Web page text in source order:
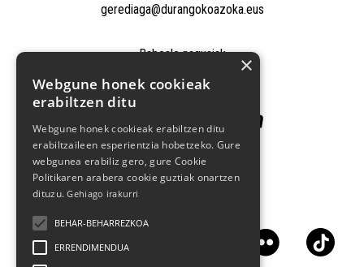
gerediaga@durangokoazoka.eus
Babesle nagusiak ×
Webgune honek cookieak
erabiltzen ditu
Webgune honek cookieak erabiltzen ditu
erabiltzaileen esperientzia hobetzeko. Gure
webgunea erabiliz gero, gure Cookie
Politikaren arabera cookie guztiak onartzen
dituzu.Gehiago irakurri
BEHAR-BEHARREZKOA
ERRENDIMENDUA